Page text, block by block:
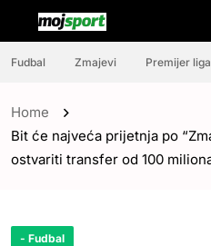
Fudbal Zmajevi Premijer
Home
Bit će najveća prijetnja po
ostvariti transfer od 100
- Fudbal